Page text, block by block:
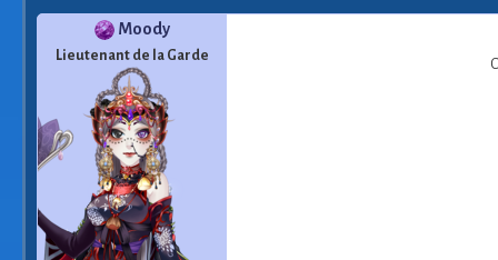
Moody
Lieutenant de la Garde